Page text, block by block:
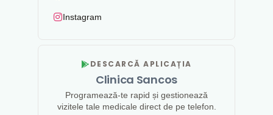
Instagram
DESCARCĂ APLICAȚIA
Clinica Sancos
Programează-te rapid și gestionează
vizitele tale medicale direct de pe telefon.